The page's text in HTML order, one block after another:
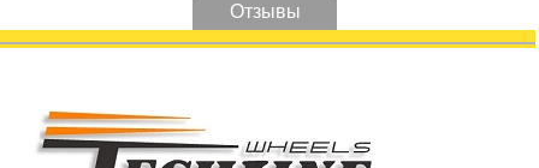
Отзывы